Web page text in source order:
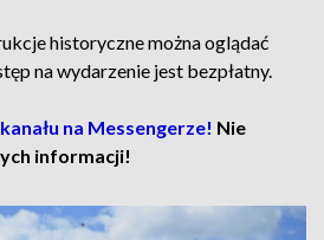
historyczne można oglądać
na wydarzenie jest bezpłatny.
na Messengerze! Nie
informacji!